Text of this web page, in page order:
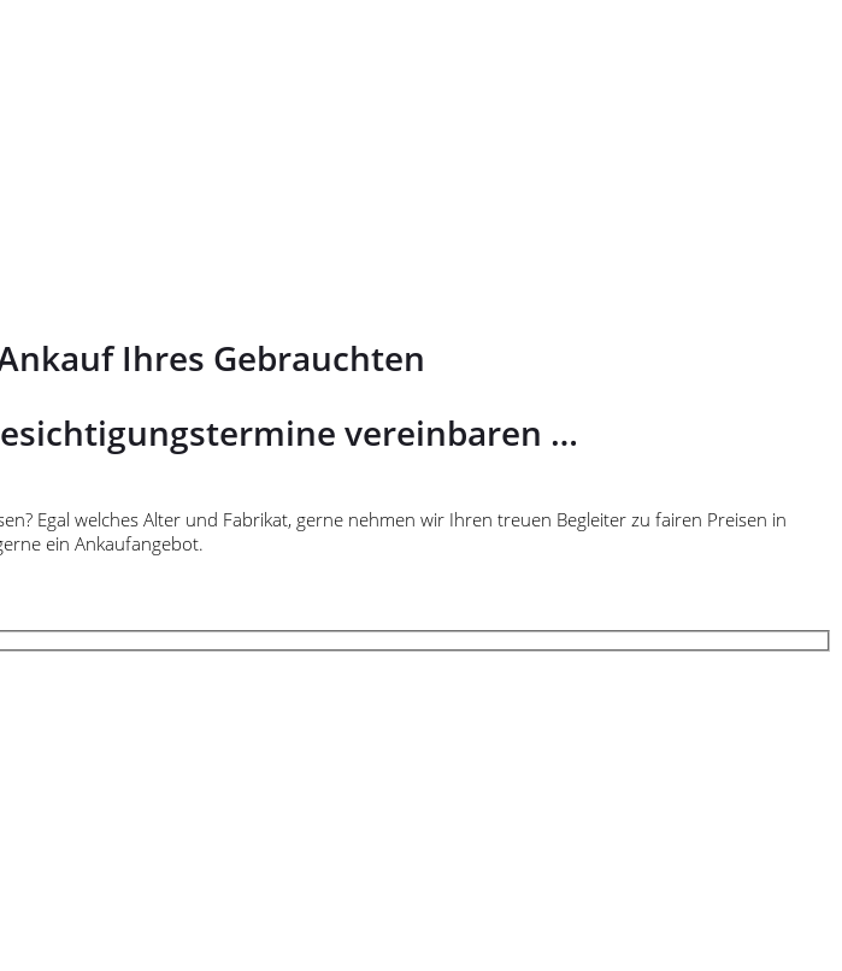
Ihres Gebrauchten
vereinbaren …
Egal welches Alter und Fabrikat, gerne nehmen wir Ihren treuen Begleiter zu fairen Preisen in
ein Ankaufangebot.